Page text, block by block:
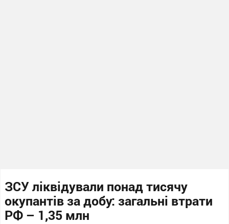
ЗСУ ліквідували понад тисячу
окупантів за добу: загальні втрати
РФ – 1,35 млн